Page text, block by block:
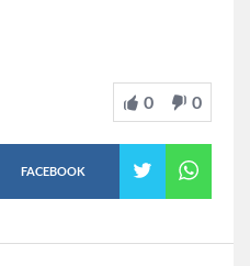
0 0
FACEBOOK